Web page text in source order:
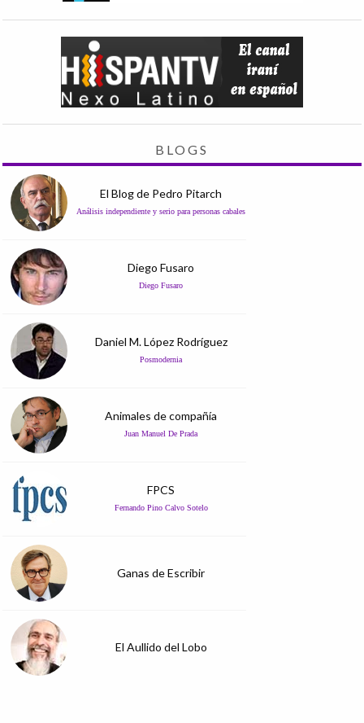
BLOGS
El Blog de Pedro Pitarch
Análisis independiente y serio para personas cabales
Diego Fusaro
Diego Fusaro
Daniel M. López Rodríguez
Posmodernia
Animales de compañía
Juan Manuel De Prada
FPCS
Fernando Pino Calvo Sotelo
Ganas de Escribir
El Aullido del Lobo